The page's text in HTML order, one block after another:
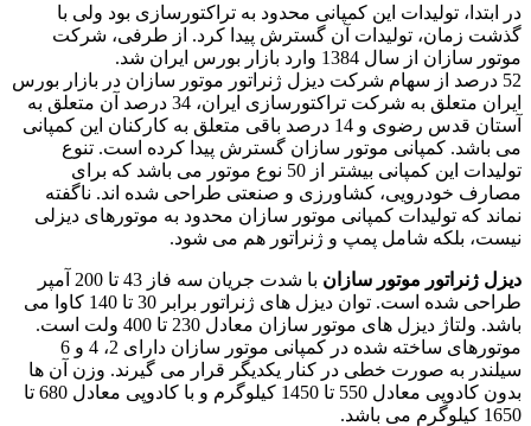
در ابتدا، تولیدات این کمپانی محدود به تراکتورسازی بود ولی با
گذشت زمان، تولیدات آن گسترش پیدا کرد. از طرفی، شرکت
موتور سازان از سال 1384 وارد بازار بورس ایران شد.
52 درصد از سهام شرکت دیزل ژنراتور موتور سازان در بازار بورس
ایران متعلق به شرکت تراکتورسازی ایران، 34 درصد آن متعلق به
آستان قدس رضوی و 14 درصد باقی متعلق به کارکنان این کمپانی
می باشد. کمپانی موتور سازان گسترش پیدا کرده است. تنوع
تولیدات این کمپانی بیشتر از 50 نوع موتور می باشد که برای
مصارف خودرویی، کشاورزی و صنعتی طراحی شده اند. ناگفته
نماند که تولیدات کمپانی موتور سازان محدود به موتورهای دیزلی
نیست، بلکه شامل پمپ و ژنراتور هم می شود.
دیزل ژنراتور موتور سازان
با شدت جریان سه فاز 43 تا 200 آمپر
طراحی شده است. توان دیزل های ژنراتور برابر 30 تا 140 کاوا می
باشد. ولتاژ دیزل های موتور سازان معادل 230 تا 400 ولت است.
موتورهای ساخته شده در کمپانی موتور سازان دارای 2، 4 و 6
سیلندر به صورت خطی در کنار یکدیگر قرار می گیرند. وزن آن ها
بدون کادوپی معادل 550 تا 1450 کیلوگرم و با کادوپی معادل 680 تا
1650 کیلوگرم می باشد.